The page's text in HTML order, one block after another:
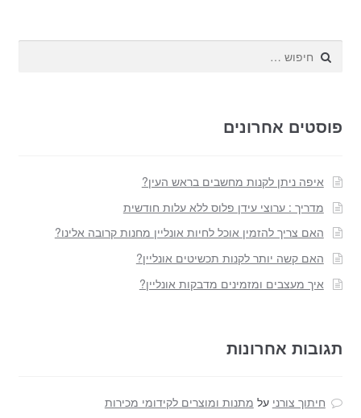
חפש:
פוסטים אחרונים
איפה ניתן לקנות מחשבים בראש העין?
מדריך : ערוצי עידן פלוס ללא עלות חודשית
האם צריך להזמין אוכל לחיות אונליין מחנות קרובה אלינו?
האם קשה יותר לקנות תכשיטים אונליין?
איך מעצבים ומזמינים מדבקות אונליין?
תגובות אחרונות
חיתוך צורני על מתנות ומוצרים לקידומי מכירות